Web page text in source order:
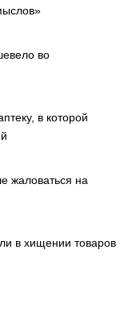
во
в которой
жаловаться на
в хищении товаров